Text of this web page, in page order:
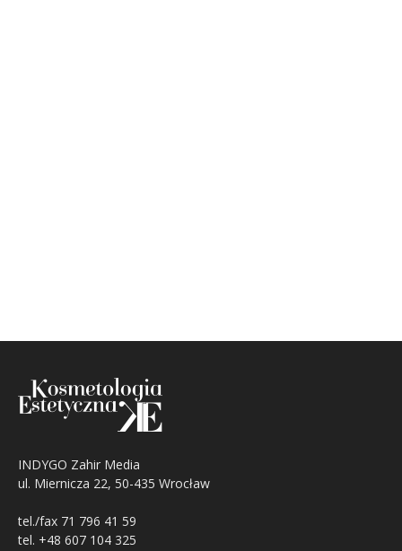
INDYGO Zahir Media
ul. Miernicza 22, 50-435 Wrocław
tel./fax 71 796 41 59
tel. +48 607 104 325